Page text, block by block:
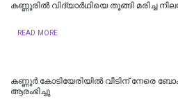
കണ്ണൂരില്‍ വിദ്യാര്‍ഥിയെ തൂങ്ങി മരിച്ച
READ MORE
കണ്ണൂർ കോടിയേരിയിൽ വീടിന് നേരെ
ആരംഭിച്ചു